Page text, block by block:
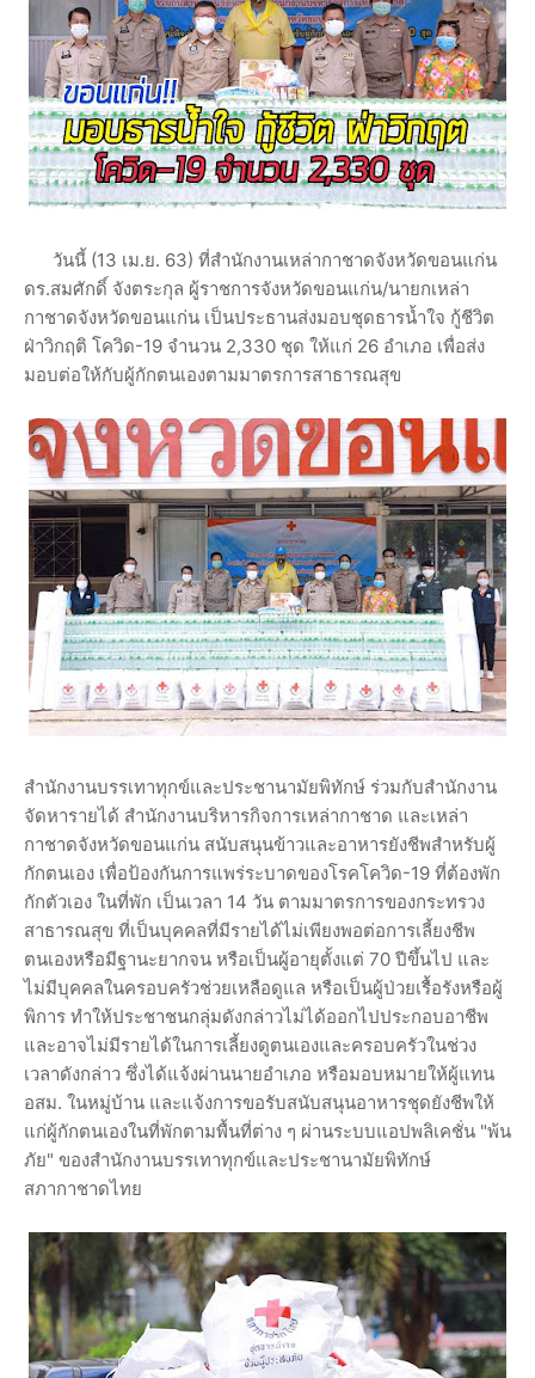
วันนี้ (13 เม.ย. 63) ที่สำนักงานเหล่ากาชาดจังหวัดขอนแก่น
ดร.สมศักดิ์ จังตระกุล ผู้ราชการจังหวัดขอนแก่น/นายกเหล่า
กาชาดจังหวัดขอนแก่น เป็นประธานส่งมอบชุดธารน้ำใจ กู้ชีวิต
ฝ่าวิกฤติ โควิด-19 จำนวน 2,330 ชุด ให้แก่ 26 อำเภอ เพื่อส่ง
มอบต่อให้กับผู้กักตนเองตามมาตรการสาธารณสุข
สำนักงานบรรเทาทุกข์และประชานามัยพิทักษ์ ร่วมกับสำนักงาน
จัดหารายได้ สำนักงานบริหารกิจการเหล่ากาชาด และเหล่า
กาชาดจังหวัดขอนแก่น สนับสนุนข้าวและอาหารยังชีพสำหรับผู้
กักตนเอง เพื่อป้องกันการแพร่ระบาดของโรคโควิด-19 ที่ต้องพัก
กักตัวเอง ในที่พัก เป็นเวลา 14 วัน ตามมาตรการของกระทรวง
สาธารณสุข ที่เป็นบุคคลที่มีรายได้ไม่เพียงพอต่อการเลี้ยงชีพ
ตนเองหรือมีฐานะยากจน หรือเป็นผู้อายุตั้งแต่ 70 ปีขึ้นไป และ
ไม่มีบุคคลในครอบครัวช่วยเหลือดูแล หรือเป็นผู้ป่วยเรื้อรังหรือผู้
พิการ ทำให้ประชาชนกลุ่มดังกล่าวไม่ได้ออกไปประกอบอาชีพ
และอาจไม่มีรายได้ในการเลี้ยงดูตนเองและครอบครัวในช่วง
เวลาดังกล่าว ซึ่งได้แจ้งผ่านนายอำเภอ หรือมอบหมายให้ผู้แทน
อสม. ในหมู่บ้าน และแจ้งการขอรับสนับสนุนอาหารชุดยังชีพให้
แก่ผู้กักตนเองในที่พักตามพื้นที่ต่าง ๆ ผ่านระบบแอปพลิเคชั่น "พ้น
ภัย" ของสำนักงานบรรเทาทุกข์และประชานามัยพิทักษ์
สภากาชาดไทย